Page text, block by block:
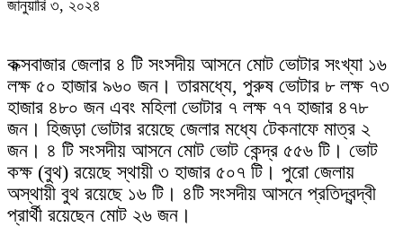
জানুয়ারি ৩, ২০২৪
কক্সবাজার জেলার ৪ টি সংসদীয় আসনে মোট ভোটার সংখ্যা ১৬
লক্ষ ৫০ হাজার ৯৬০ জন। তারমধ্যে, পুরুষ ভোটার ৮ লক্ষ ৭৩
হাজার ৪৮০ জন এবং মহিলা ভোটার ৭ লক্ষ ৭৭ হাজার ৪৭৮
জন। হিজড়া ভোটার রয়েছে জেলার মধ্যে টেকনাফে মাত্র ২
জন। ৪ টি সংসদীয় আসনে মোট ভোট কেন্দ্র ৫৫৬ টি। ভোট
কক্ষ (বুথ) রয়েছে স্থায়ী ৩ হাজার ৫০৭ টি। পুরো জেলায়
অস্থায়ী বুথ রয়েছে ১৬ টি। ৪টি সংসদীয় আসনে প্রতিদ্বন্দ্বী
প্রার্থী রয়েছেন মোট ২৬ জন।